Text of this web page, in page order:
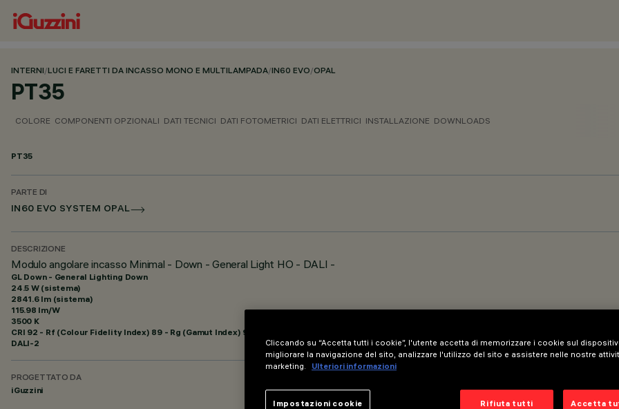
INTERNI/LUCI E FARETTI DA INCASSO MONO E MULTILAMPADA/IN60 EVO/OPAL
PT35
COLORE COMPONENTI OPZIONALI DATI TECNICI DATI FOTOMETRICI DATI ELETTRICI INSTALLAZIONE DOWNLOADS
PT35
PARTE DI
IN60 EVO SYSTEM OPAL
DESCRIZIONE
Modulo angolare incasso Minimal - Down - General Light HO - DALI -
GL Down - General Lighting Down
24.5 W (sistema)
2841.6 lm (sistema)
115.98 lm/W
3500 K
CRI 92 - Rf (Colour Fidelity Index) 89 - Rg (Gamut Index) 95
DALI-2
PROGETTATO DA
iGuzzini
Cliccando su “Accetta tutti i cookie”, l'utente accetta di memorizzare i cookie sul
migliorare la navigazione del sito, analizzare l'utilizzo del sito e assistere nelle nostre
marketing.
Ulteriori informazioni
Rifiuta tutti Accetta
Impostazioni cookie